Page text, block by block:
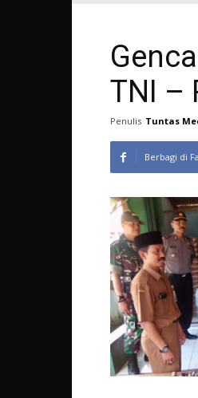
TNI –
Penulis Tuntas
Berbagi di